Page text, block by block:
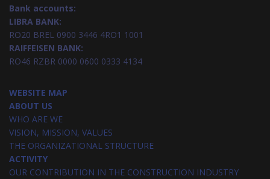
Bank accounts:
LIBRA BANK:
RO20 BREL 0900 3446 4RO1 1001
RAIFFEISEN BANK:
RO46 RZBR 0000 0600 0333 4134
WEBSITE MAP
ABOUT US
WHO ARE WE
VISION, MISSION, VALUES
THE ORGANIZATIONAL STRUCTURE
ACTIVITY
OUR CONTRIBUTION IN THE CONSTRUCTION INDUSTRY